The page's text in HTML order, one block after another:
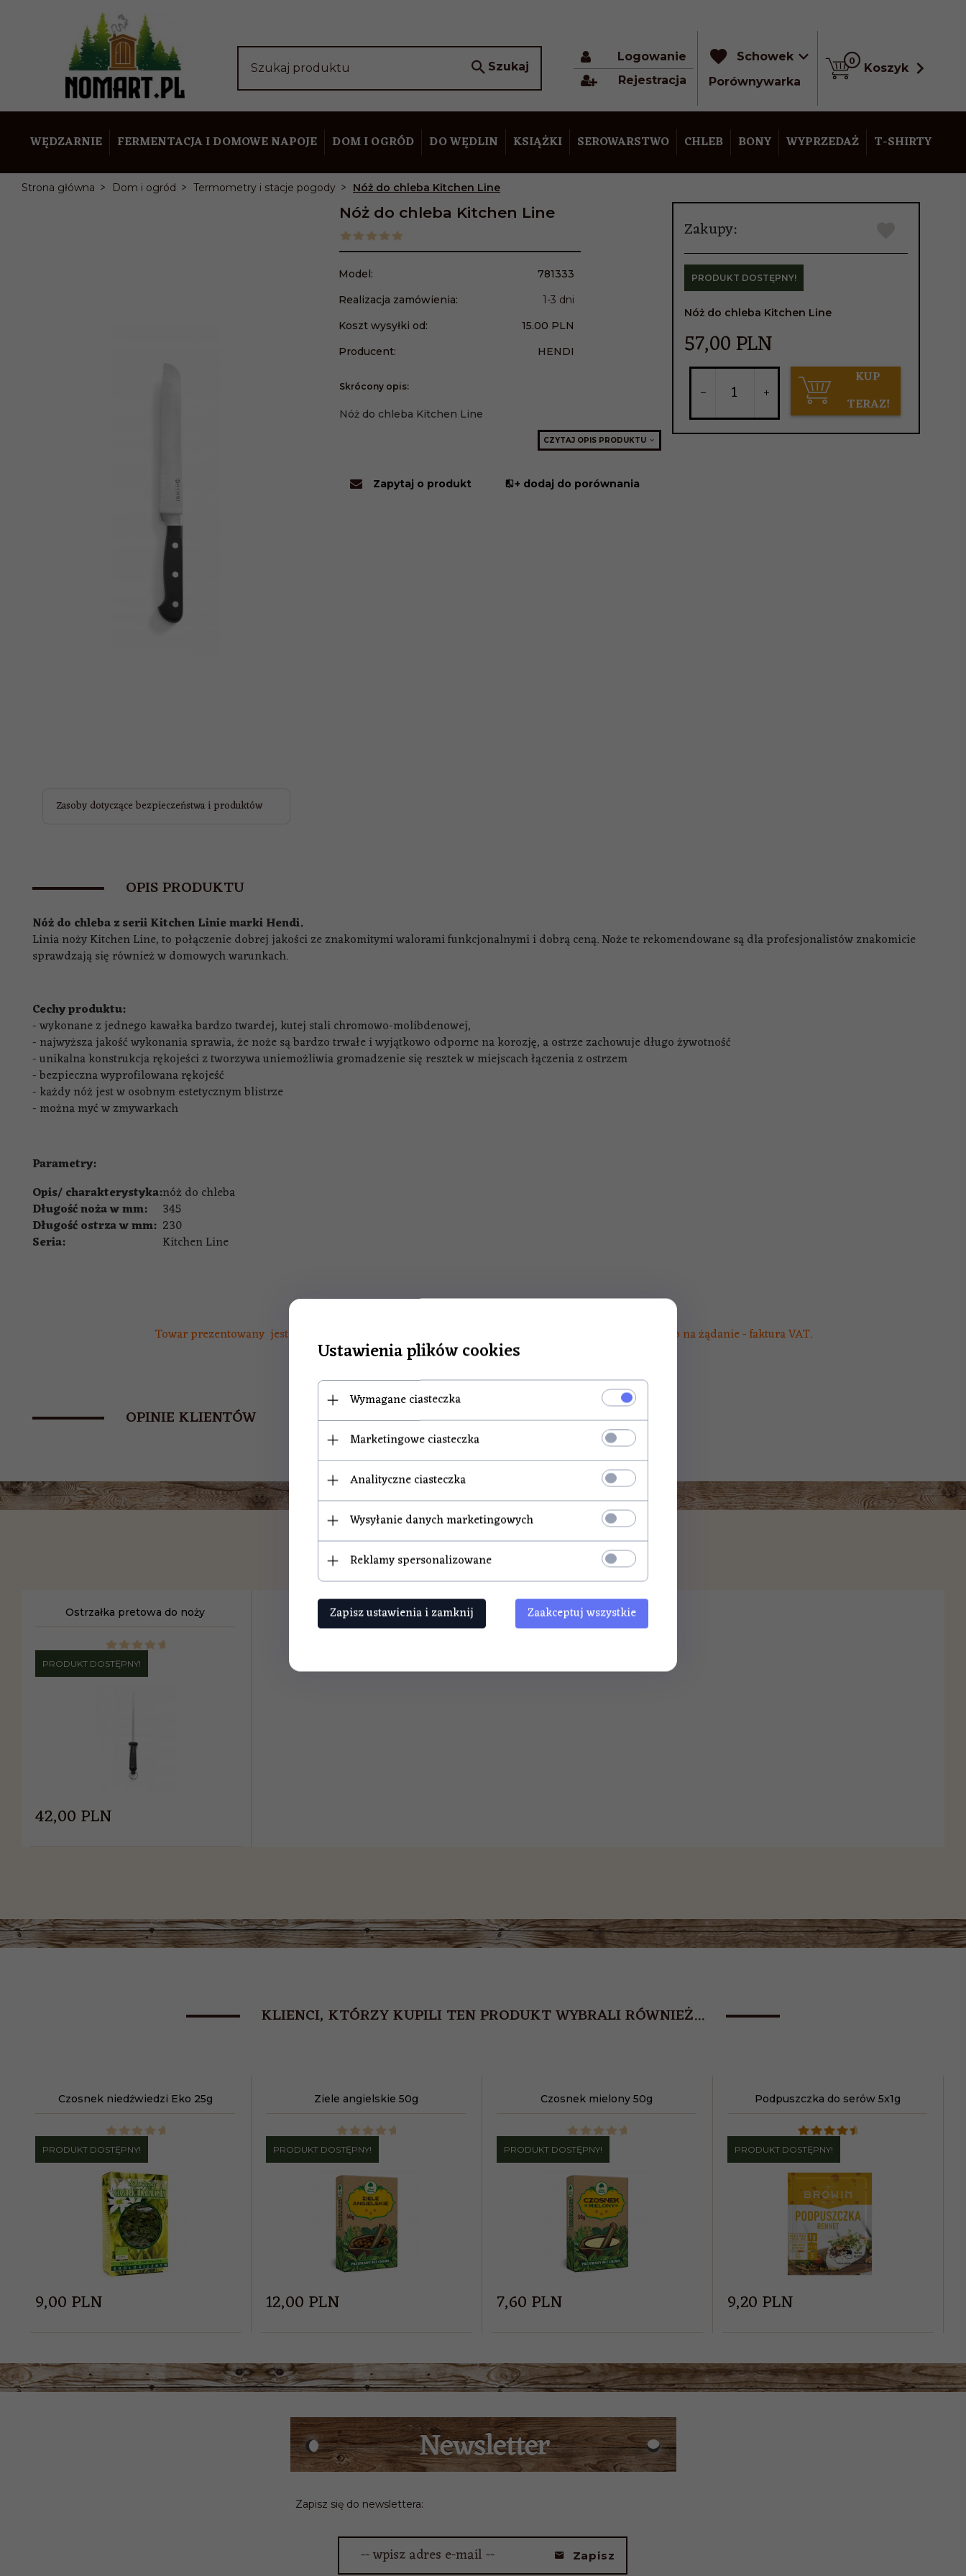
Szukaj produktu Szukaj
Logowanie
Rejestracja
Schowek
Porównywarka
Koszyk
0
WĘDZARNIE FERMENTACJA I DOMOWE NAPOJE DOM I OGRÓD DO WĘDLIN KSIĄŻKI SEROWARSTWO CHLEB BONY WYPRZEDAŻ T-SHIRTY
Strona główna Dom i ogród Termometry i stacje pogody Nóż do chleba Kitchen Line
Zasoby dotyczące bezpieczeństwa i produktów
Nóż do chleba Kitchen Line
Model:
781333
Realizacja zamówienia:
1-3 dni
Koszt wysyłki od:
15.00 PLN
Producent:
HENDI
Skrócony opis:
Nóż do chleba Kitchen Line
CZYTAJ OPIS PRODUKTU
Zapytaj o produkt + dodaj do porównania
Zakupy:
Nóż do chleba Kitchen Line
PRODUKT DOSTĘPNY!
57,00PLN
KUP
TERAZ!
OPIS PRODUKTU
Nóż do chleba z serii Kitchen Linie marki Hendi.
Linia noży Kitchen Line, to połączenie dobrej jakości ze znakomitymi walorami funkcjonalnymi i dobrą ceną. Noże te rekomendowane są dla profesjonalistów znakomicie
sprawdzają się również w domowych warunkach.
Cechy produktu:
- wykonane z jednego kawałka bardzo twardej, kutej stali chromowo-molibdenowej,
- najwyższa jakość wykonania sprawia, że noże są bardzo trwałe i wyjątkowo odporne na korozję, a ostrze zachowuje długo żywotność
- unikalna konstrukcja rękojeści z tworzywa uniemożliwia gromadzenie się resztek w miejscach łączenia z ostrzem
- bezpieczna wyprofilowana rękojeść
- każdy nóż jest w osobnym estetycznym blistrze
- można myć w zmywarkach
Parametry:
Opis/ charakterystyka:nóż do chleba
Długość noża w mm:
345
Długość ostrza w mm: 230
Seria:
Kitchen Line
Towar prezentowany jest fabrycznie nowy. Do każdego produktu dołączony jest paragon fiskalny lub na żądanie - faktura VAT.
OPINIE KLIENTÓW
POLECAMY
Ostrzałka pretowa do noży
PRODUKT DOSTĘPNY!
42,00PLN
KLIENCI, KTÓRZY KUPILI TEN PRODUKT WYBRALI RÓWNIEŻ...
Czosnek niedźwiedzi Eko 25g
PRODUKT DOSTĘPNY!
9,00PLN
Ziele angielskie 50g
PRODUKT DOSTĘPNY!
12,00PLN
Czosnek mielony 50g
PRODUKT DOSTĘPNY!
7,60PLN
Podpuszczka do serów 5x1g
PRODUKT DOSTĘPNY!
9,20PLN
Zapisz się do newslettera:
-- wpisz adres e-mail -- Zapisz
Ustawienia plików cookies
Wymagane ciasteczka
Marketingowe ciasteczka
Analityczne ciasteczka
Wysyłanie danych marketingowych
Reklamy spersonalizowane
Zapisz ustawienia i zamknij Zaakceptuj wszystkie